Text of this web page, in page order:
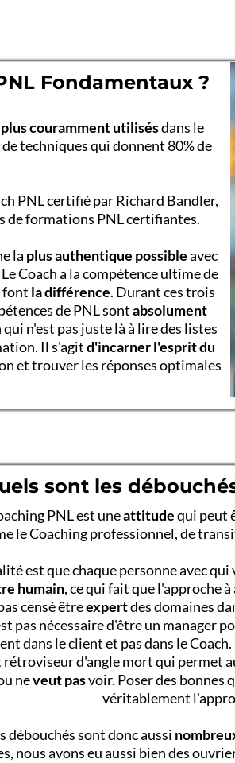
Fondamentaux ?
couramment utilisésdans le
techniques qui donnent 80% de
PNL certifié par Richard Bandler,
de formations PNL certifiantes.
la plus authentique possibleavec
Coach a la compétence ultime de
font la différence. Durant ces trois
de PNL sontabsolument
n'est pas juste là à lire des listes
Il s'agitd'incarner l'esprit du
et trouver les réponses optimales
sont les
PNL est uneattitudequi peut
le Coaching professionnel, de
est que chaque personne avec
humain, ce qui fait que l'approche
censé êtreexpertdes domaines
pas nécessaire d'être un manager
dans le client et pas dans le
d'angle mort qui permet
neveut pasvoir. Poser des bonnes
véritablement
débouchés sont donc aussi
nous avons eu aussi bien des